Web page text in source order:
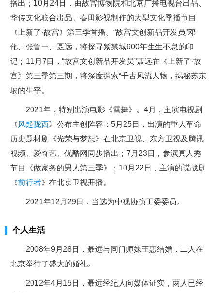
播出；10月24日，由故宫博物院和北京广播电视台出品、
华传文化联合出品、春田影视制作的大型文化季播节目
《上新了·故宫》第三季首播。“故宫文创新品开发员”邓
伦、张鲁一、聂远，将探寻紫禁城600年生生不息的印
记；11月7日，“故宫文创新品开发员”聂远在《上新了·故
宫》第三季第三期，将深度探索“千古风流人物，揭秘苏东
坡的生平。
2021年，特别出演电影《雪舞》。4月，主演电视剧
《风起陇西》公布主创阵容；5月25日，出演的重大革命
历史题材剧《光荣与梦想》在北京卫视、东方卫视及腾讯
视频、爱奇艺、优酷网同步播出；7月23日，参演真人秀
节目《做家务的男人第三季》；10月22日，主演的谍战剧
《前行者》在北京卫视开播。
2021年12月29日，当选为中视协演工委委员。
个人生活
2008年9月28日，聂远与同门师妹王惠结婚，二人在
北京举行了盛大的婚礼。
2012年4月15日，聂远经纪人向媒体证实，两人已经